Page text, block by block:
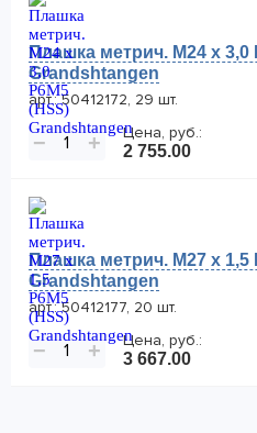
Плашка метрич. M24 x 3,0
Grandshtangen
арт.: 50412172, 29 шт.
− +
Цена, руб.:
2 755.00
Плашка метрич. M27 x 1,5
Grandshtangen
арт.: 50412177, 20 шт.
− +
Цена, руб.:
3 667.00